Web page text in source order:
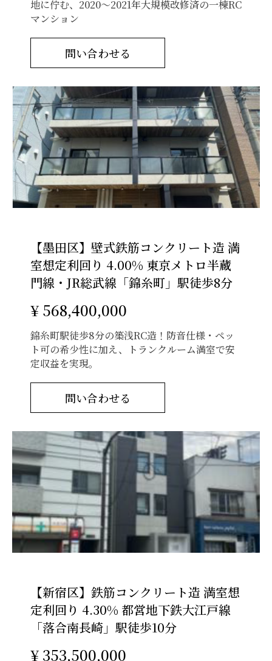
地に佇む、2020〜2021年大規模改修済の一棟RC
マンション
問い合わせる
【墨田区】壁式鉄筋コンクリート造 満
室想定利回り 4.00% 東京メトロ半蔵
門線・JR総武線「錦糸町」駅徒歩8分
¥ 568,400,000
錦糸町駅徒歩8分の築浅RC造！防音仕様・ペッ
ト可の希少性に加え、トランクルーム満室で安
定収益を実現。
問い合わせる
【新宿区】鉄筋コンクリート造 満室想
定利回り 4.30% 都営地下鉄大江戸線
「落合南長崎」駅徒歩10分
¥ 353,500,000